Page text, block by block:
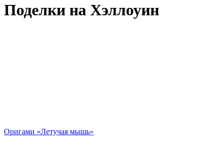
Поделки на Хэллоуин
Оригами «Летучая мышь»